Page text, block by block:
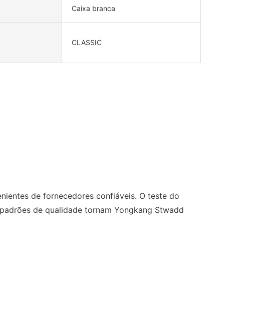
Caixa branca
CLASSIC
de fornecedores confiáveis. O teste do
de qualidade tornam Yongkang Stwadd